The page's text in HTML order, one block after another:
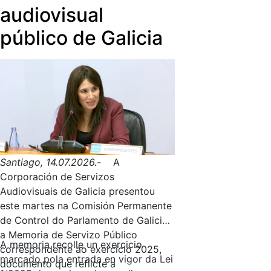
audiovisual
público de Galicia
Santiago, 14.07.2026.- A
Corporación de Servizos
Audiovisuais de Galicia presentou
este martes na Comisión Permanente
de Control do Parlamento de Galicia
a Memoria de Servizo Público
correspondente ao exercicio 2025,
documento que reflicte a
A memoria recolle un exercicio
marcado pola entrada en vigor da Lei